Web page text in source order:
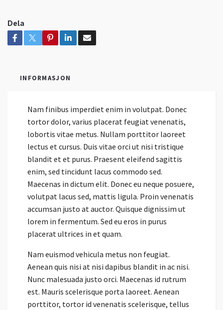
Dela
INFORMASJON
Nam finibus imperdiet enim in volutpat. Donec
tortor dolor, varius placerat feugiat venenatis,
lobortis vitae metus. Nullam porttitor laoreet
lectus et cursus. Duis vitae orci ut nisi tristique
blandit et et purus. Praesent eleifend sagittis
enim, sed tincidunt lacus commodo sed.
Maecenas in dictum elit. Donec eu neque posuere,
volutpat lacus sed, mattis ligula. Proin venenatis
accumsan justo at auctor. Quisque dignissim ut
lorem in fermentum. Sed eu eros in purus
placerat ultrices in et quam.
Nam euismod vehicula metus non feugiat.
Aenean quis nisi at nisi dapibus blandit in ac nisi.
Nunc malesuada justo orci. Maecenas id rutrum
est. Mauris scelerisque porta laoreet. Aenean
porttitor, tortor id venenatis scelerisque, tellus